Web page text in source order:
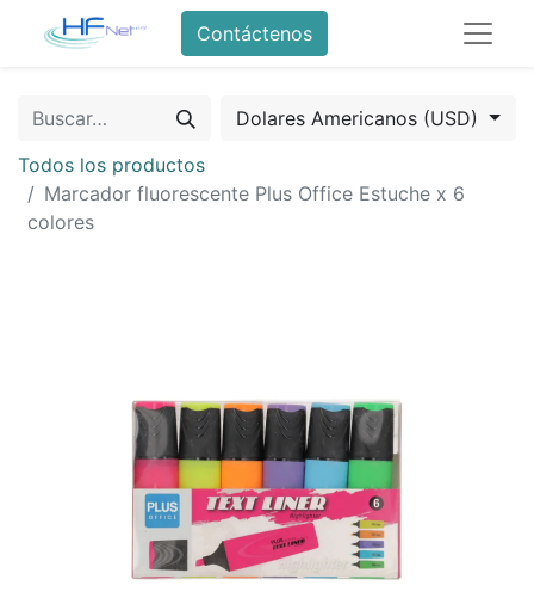
Contáctenos
Dolares Americanos (USD)
Todos los productos
Marcador fluorescente Plus Office Estuche x 6
colores